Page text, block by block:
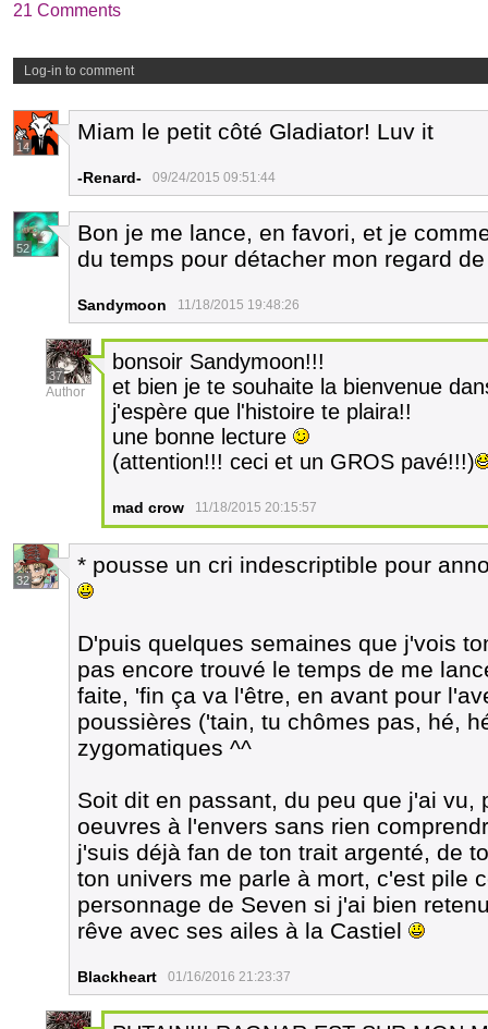
21 Comments
Log-in to comment
14
Miam le petit côté Gladiator! Luv it
-Renard- 09/24/2015 09:51:44
52
Bon je me lance, en favori, et je
du temps pour détacher mon regard
Sandymoon 11/18/2015 19:48:26
37
Author
bonsoir Sandymoon!!!
et bien je te souhaite la bienvenue
j'espère que l'histoire te plaira!!
une bonne lecture
(attention!!! ceci et un GROS pavé!!!)
mad crow 11/18/2015 20:15:57
32
* pousse un cri indescriptible pour
D'puis quelques semaines que j'vois
pas encore trouvé le temps de me
faite, 'fin ça va l'être, en avant pour
poussières ('tain, tu chômes pas, hé,
zygomatiques ^^
Soit dit en passant, du peu que j'ai
oeuvres à l'envers sans rien
j'suis déjà fan de ton trait argenté, de
ton univers me parle à mort, c'est pile
personnage de Seven si j'ai bien
rêve avec ses ailes à la Castiel
Blackheart 01/16/2016 21:23:37